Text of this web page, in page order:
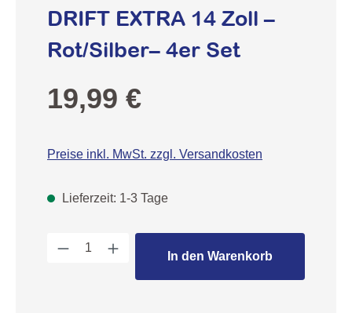
DRIFT EXTRA 14 Zoll –
Rot/Silber– 4er Set
Regulärer Preis:
19,99 €
Preise inkl. MwSt. zzgl. Versandkosten
Lieferzeit: 1-3 Tage
Produkt Anzahl: Gib den
In den Warenkorb